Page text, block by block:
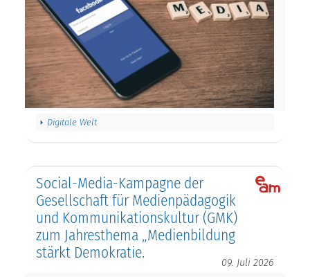
Social-Media-Kampagne der
Gesellschaft für Medienpädagogik
und Kommunikationskultur (GMK)
zum Jahresthema „Medienbildung
stärkt Demokratie.
09. Juli 2026